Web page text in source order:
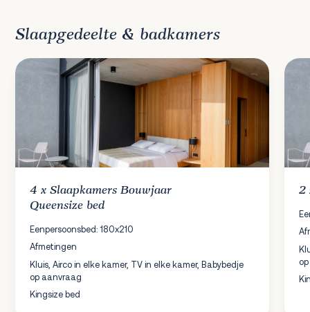
Slaapgedeelte & badkamers
4 xSlaapkamers Bouwjaar
Queensize bed
Eenpersoonsbed: 180x210
Afmetingen
Kluis, Airco in elke kamer, TV in elke kamer, Babybedje
op aanvraag
Kingsize bed
2